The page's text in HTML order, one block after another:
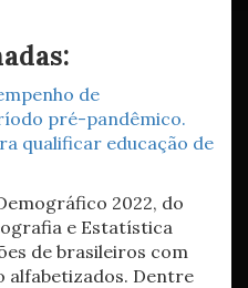
de
pré-pandêmico.
qualificar educação de
2022, do
e Estatística
de brasileiros com
alfabetizados. Dentre